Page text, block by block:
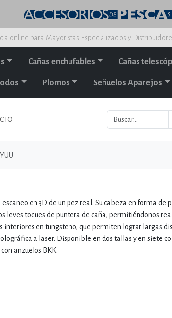
online para Mayoristas Especializados y
Cañas enchufables Cañas
Plomos Señuelos Aparejos
en 3D de un pez real. Su cabeza en forma de
leves toques de puntera de caña, permitiéndonos
interiores en tungsteno, que permiten lograr largas
a laser. Disponible en dos tallas y en siete
anzuelos BKK.